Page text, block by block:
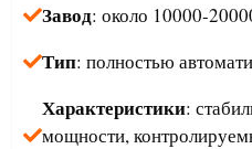
Завод: около 10000-
Тип: полностью
Характеристики:
мощности,